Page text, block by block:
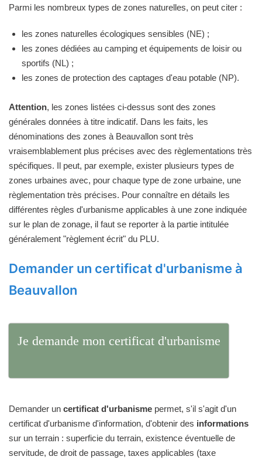
Parmi les nombreux types de zones naturelles, on peut citer :
les zones naturelles écologiques sensibles (NE) ;
les zones dédiées au camping et équipements de loisir ou
sportifs (NL) ;
les zones de protection des captages d'eau potable (NP).
Attention, les zones listées ci-dessus sont des zones
générales données à titre indicatif. Dans les faits, les
dénominations des zones à Beauvallon sont très
vraisemblablement plus précises avec des règlementations très
spécifiques. Il peut, par exemple, exister plusieurs types de
zones urbaines avec, pour chaque type de zone urbaine, une
règlementation très précises. Pour connaître en détails les
différentes règles d'urbanisme applicables à une zone indiquée
sur le plan de zonage, il faut se reporter à la partie intitulée
généralement "règlement écrit" du PLU.
Demander un certificat d'urbanisme à
Beauvallon
Je demande mon certificat d'urbanisme
Demander un certificat d'urbanisme permet, s'il s'agit d'un
certificat d'urbanisme d'information, d'obtenir des informations
sur un terrain : superficie du terrain, existence éventuelle de
servitude, de droit de passage, taxes applicables (taxe